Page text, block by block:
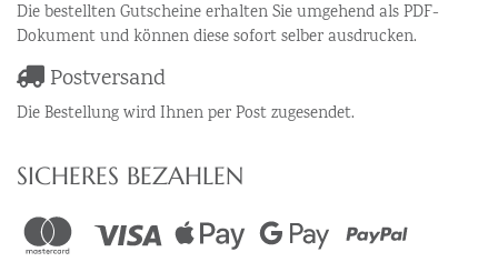
Die bestellten Gutscheine erhalten Sie umgehend als PDF-
Dokument und können diese sofort selber ausdrucken.
Postversand
Die Bestellung wird Ihnen per Post zugesendet.
SICHERES BEZAHLEN